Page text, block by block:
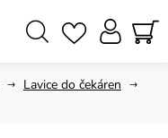
Lavice do čekáren